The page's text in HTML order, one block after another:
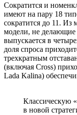
Сократится и
имеют на пару 18
сократится до 11. Из
модели, не
выпускается в
доля спроса
трехкратным
(включая Cross)
Lada Kalina)
Классическую
в новой